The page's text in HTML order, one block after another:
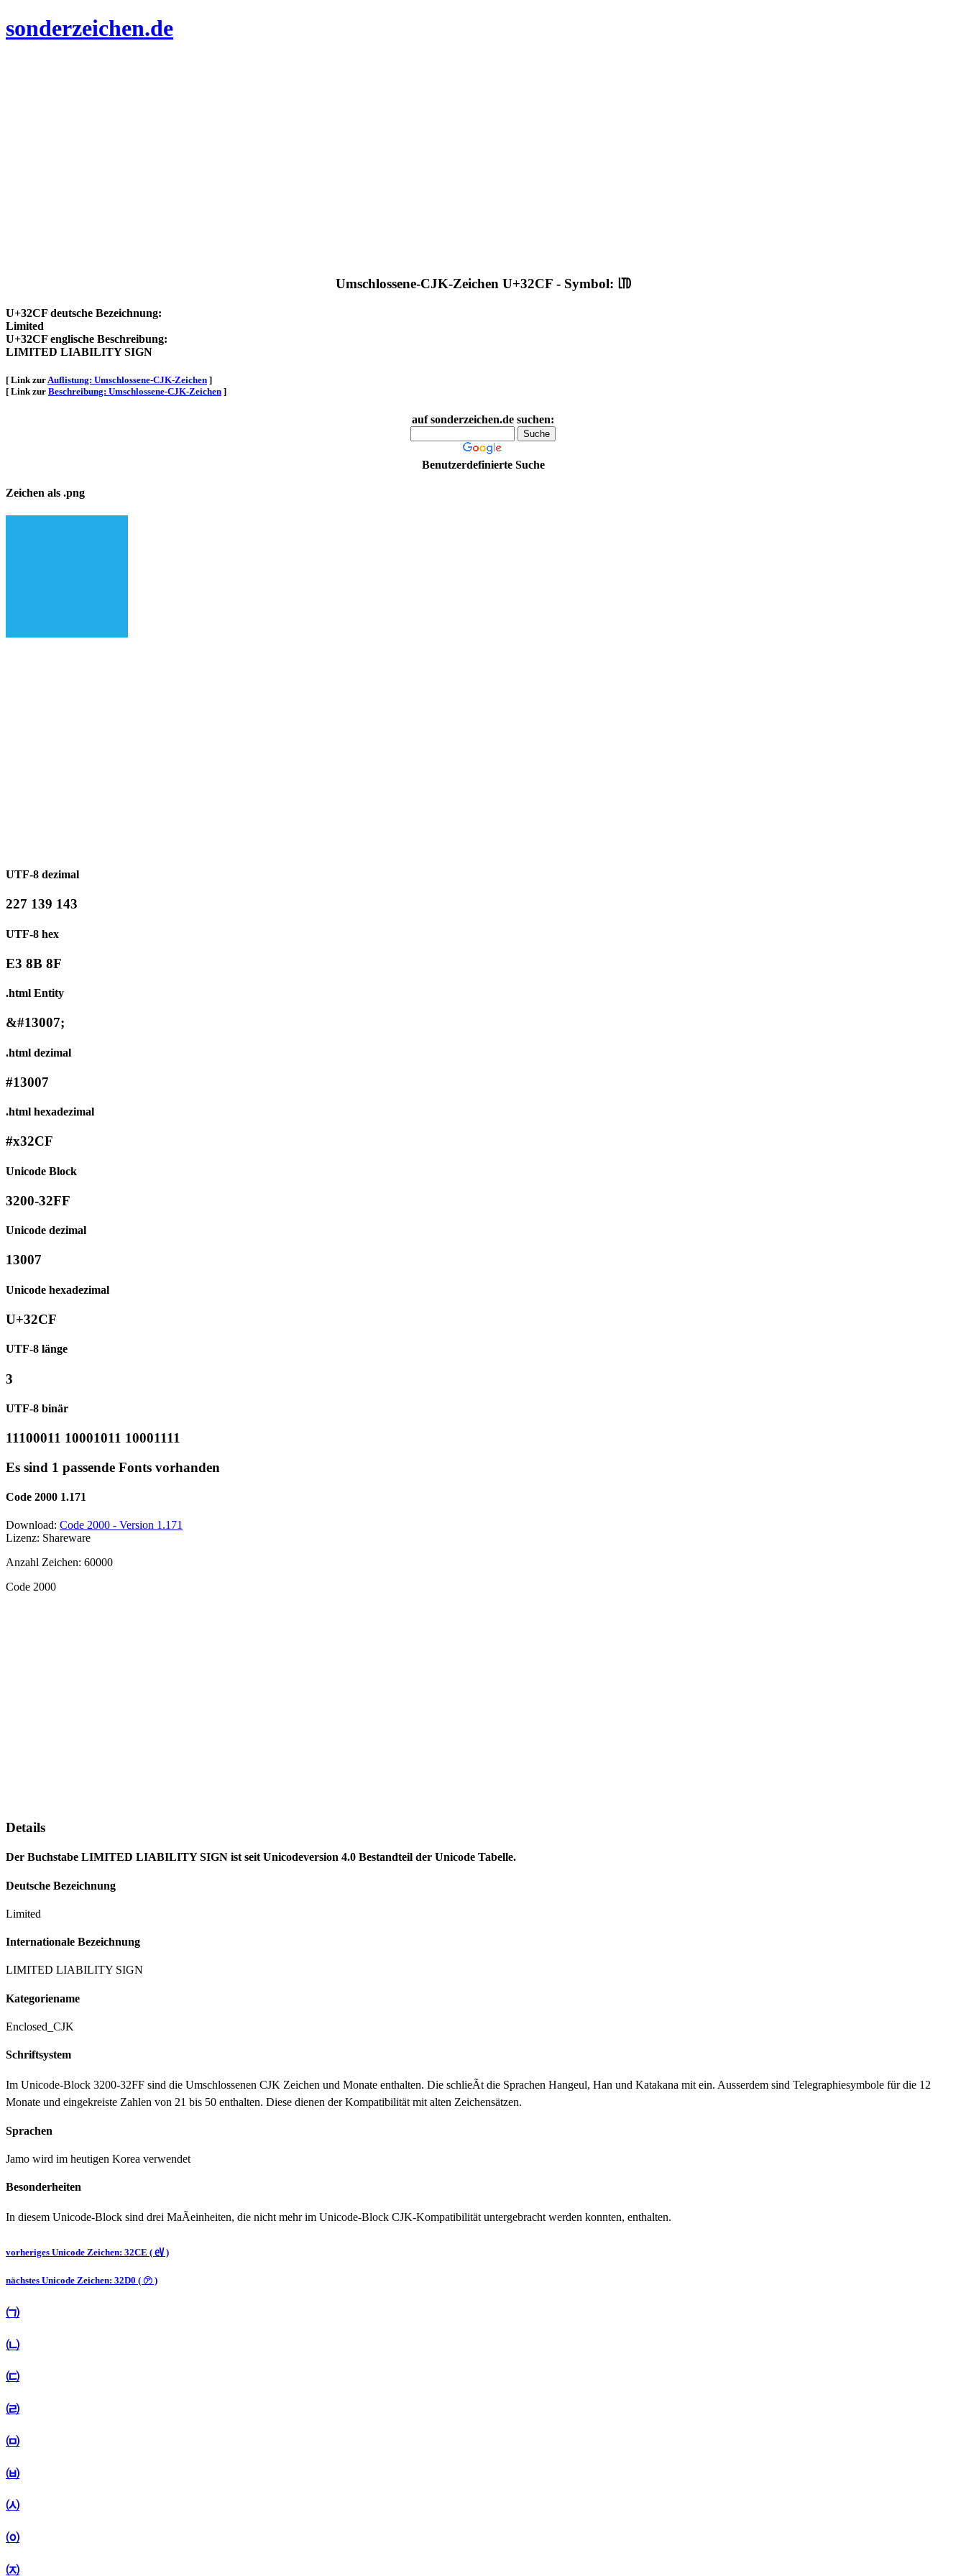
sonderzeichen.de
Umschlossene-CJK-Zeichen U+32CF - Symbol: ㋏
U+32CF deutsche Bezeichnung:
Limited
U+32CF englische Beschreibung:
LIMITED LIABILITY SIGN
[ Link zurAuflistung: Umschlossene-CJK-Zeichen ]
[ Link zur Beschreibung: Umschlossene-CJK-Zeichen ]
auf sonderzeichen.de suchen:
Benutzerdefinierte Suche
Zeichen als .png
UTF-8 dezimal
227 139 143
UTF-8 hex
E3 8B 8F
.html Entity
&#13007;
.html dezimal
#13007
.html hexadezimal
#x32CF
Unicode Block
3200-32FF
Unicode dezimal
13007
Unicode hexadezimal
U+32CF
UTF-8 länge
3
UTF-8 binär
11100011 10001011 10001111
Es sind 1 passende Fonts vorhanden
Code 2000 1.171
Download: Code 2000 - Version 1.171
Lizenz: Shareware
Anzahl Zeichen: 60000
Code 2000
Details
Der Buchstabe LIMITED LIABILITY SIGN ist seit Unicodeversion 4.0 Bestandteil der Unicode Tabelle.
Deutsche Bezeichnung
Limited
Internationale Bezeichnung
LIMITED LIABILITY SIGN
Kategoriename
Enclosed_CJK
Schriftsystem
Im Unicode-Block 3200-32FF sind die Umschlossenen CJK Zeichen und Monate enthalten. Die schlieÃt die Sprachen Hangeul, Han und Katakana mit ein. Ausserdem sind Telegraphiesymbole für die 12
Monate und eingekreiste Zahlen von 21 bis 50 enthalten. Diese dienen der Kompatibilität mit alten Zeichensätzen.
Sprachen
Jamo wird im heutigen Korea verwendet
Besonderheiten
In diesem Unicode-Block sind drei MaÃeinheiten, die nicht mehr im Unicode-Block CJK-Kompatibilität untergebracht werden konnten, enthalten.
vorheriges Unicode Zeichen: 32CE ( ㋎ )
nächstes Unicode Zeichen: 32D0 ( ㋐ )
㈀
㈁
㈂
㈃
㈄
㈅
㈆
㈇
㈈